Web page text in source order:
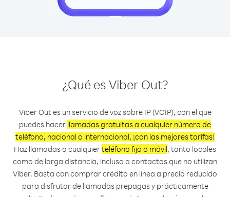
¿Qué es Viber Out?
Viber Out es un servicio de voz sobre IP (VOIP), con el que
puedes hacer llamadas gratuitas a cualquier número de
teléfono, nacional o internacional, ¡con las mejores tarifas!
Haz llamadas a cualquierteléfono fijo o móvil, tanto locales
como de larga distancia, incluso a contactos que no utilizan
Viber. Basta con comprar crédito en línea a precio reducido
para disfrutar de llamadas prepagas y prácticamente